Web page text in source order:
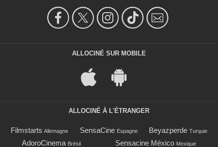
ALLOCINÉ SUR MOBILE
ALLOCINÉ À L'ÉTRANGER
Filmstarts Allemagne SensaCine Espagne Beyazperde Turquie
AdoroCinema Brésil Sensacine México Mexique